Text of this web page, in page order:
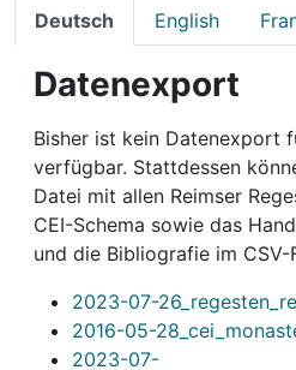
Deutsch English
Datenexport
Bisher ist kein Datenexport
verfügbar. Stattdessen
Datei mit allen Reimser
CEI-Schema sowie das
und die Bibliografie im
2023-07-
2016-05-
2023-07-